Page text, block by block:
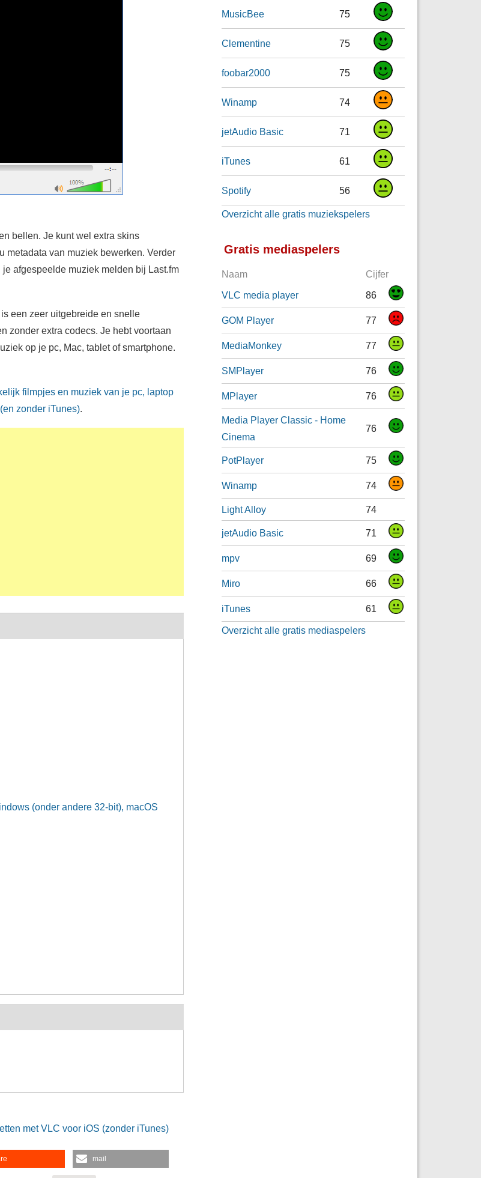
bellen. Je kunt wel extra skins
metadata van muziek bewerken. Verder
afgespeelde muziek melden bij Last.fm
een zeer uitgebreide en snelle
zonder extra codecs. Je hebt voortaan
op je pc, Mac, tablet of smartphone.
filmpjes en muziek van je pc, laptop
zonder iTunes).
(onder andere 32-bit), macOS
met VLC voor iOS (zonder iTunes)
mail
MusicBee 75
Clementine 75
foobar2000 75
Winamp 74
jetAudio Basic 71
iTunes 61
Spotify 56
Overzicht alle gratis muziekspelers
Gratis mediaspelers
Naam Cijfer
VLC media player 86
GOM Player 77
MediaMonkey 77
SMPlayer 76
MPlayer 76
Media Player Classic - Home
Cinema
76
PotPlayer 75
Winamp 74
Light Alloy 74
jetAudio Basic 71
mpv 69
Miro 66
iTunes
61
Overzicht alle gratis mediaspelers